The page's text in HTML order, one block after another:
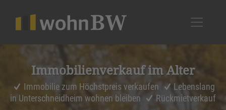
Immobi­li­en­ver­kauf im Alter
Immobilie zum Höchstpreis verkaufen
Lebenslang
in Unterschneidheim wohnen bleiben
Rückmietverkauf